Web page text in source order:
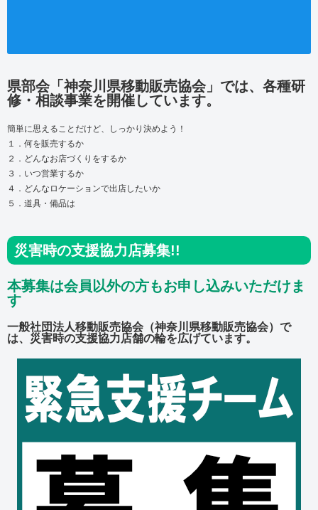
県部会「神奈川県移動販売協会」では、各種研
修・相談事業を開催しています。
簡単に思えることだけど、しっかり決めよう！
１．何を販売するか
２．どんなお店づくりをするか
３．いつ営業するか
４．どんなロケーションで出店したいか
５．道具・備品は
災害時の支援協力店募集!!
本募集は会員以外の方もお申し込みいただけま
す
一般社団法人移動販売協会（神奈川県移動販売協会）で
は、災害時の支援協力店舗の輪を広げています。